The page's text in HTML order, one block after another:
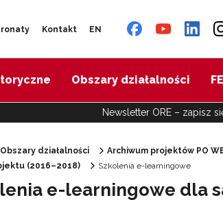
Kontakt EN
Obszary działalności
Newsletter ORE – zapisz
"Diagnoza psychologiczno-pedagogiczna"
Obszary działalności Archiwum projektów PO
(2016–2018)
Szkolenia e-learningowe
e-learningowe dla